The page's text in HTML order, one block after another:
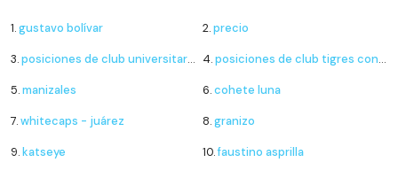
1.gustavo bolívar 2.precio
3.posiciones de club universitario de deportes contra sporting cristal 4.posiciones de club tigres contra minnesota united
5.manizales 6.cohete luna
7.whitecaps - juárez 8.granizo
9.katseye 10.faustino asprilla